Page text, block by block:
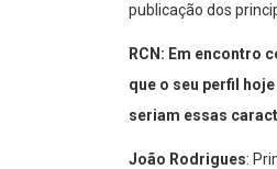
publicação dos
RCN: Em encontro
que o seu perfil
seriam essas
João Rodrigues: